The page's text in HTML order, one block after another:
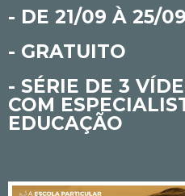
- DE 21/09 À 25/09
- GRATUITO
- SÉRIE DE 3
COM
EDUCAÇÃO